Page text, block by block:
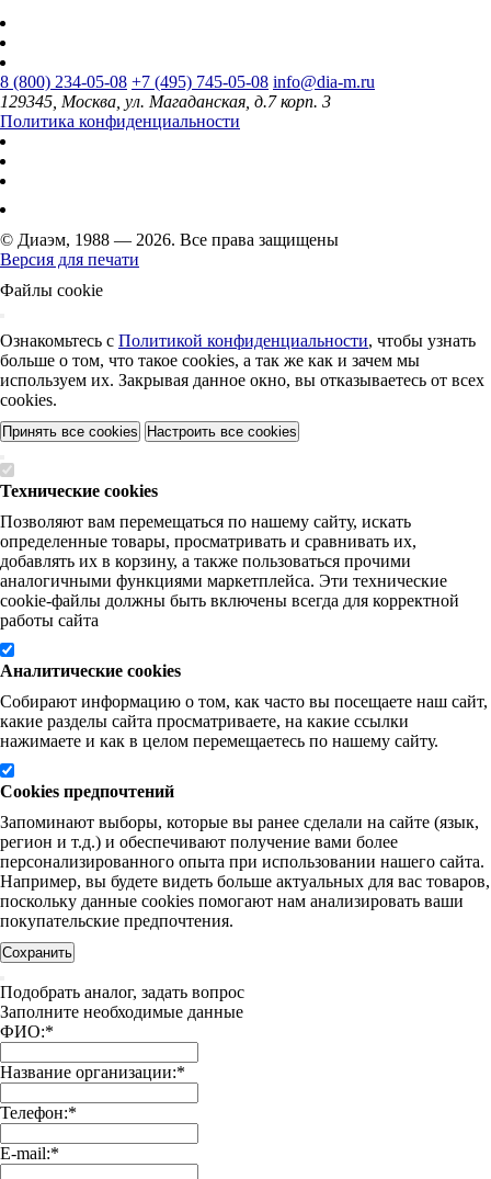
8 (800) 234-05-08 +7 (495) 745-05-08 info@dia-m.ru
129345, Москва, ул. Магаданская, д.7 корп. 3
Политика конфиденциальности
© Диаэм, 1988 — 2026. Все права защищены
Версия для печати
Файлы cookie
Ознакомьтесь с Политикой конфиденциальности, чтобы узнать
больше о том, что такое cookies, а так же как и зачем мы
используем их. Закрывая данное окно, вы отказываетесь от всех
cookies.
Принять все cookies Настроить все cookies
Технические cookies
Позволяют вам перемещаться по нашему сайту, искать
определенные товары, просматривать и сравнивать их,
добавлять их в корзину, а также пользоваться прочими
аналогичными функциями маркетплейса. Эти технические
cookie-файлы должны быть включены всегда для корректной
работы сайта
Аналитические cookies
Собирают информацию о том, как часто вы посещаете наш сайт,
какие разделы сайта просматриваете, на какие ссылки
нажимаете и как в целом перемещаетесь по нашему сайту.
Cookies предпочтений
Запоминают выборы, которые вы ранее сделали на сайте (язык,
регион и т.д.) и обеспечивают получение вами более
персонализированного опыта при использовании нашего сайта.
Например, вы будете видеть больше актуальных для вас товаров,
поскольку данные cookies помогают нам анализировать ваши
покупательские предпочтения.
Сохранить
Подобрать аналог, задать вопрос
Заполните необходимые данные
ФИО:*
Название организации:*
Телефон:*
E-mail:*